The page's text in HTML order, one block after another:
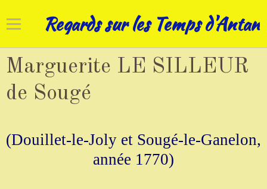
Regards sur les Temps d'Antan
Accueil
Cadrans solaires
Art campanaire
Marguerite LE SILLEUR
de Sougé
(Douillet-le-Joly et Sougé-le-Ganelon,
année 1770)